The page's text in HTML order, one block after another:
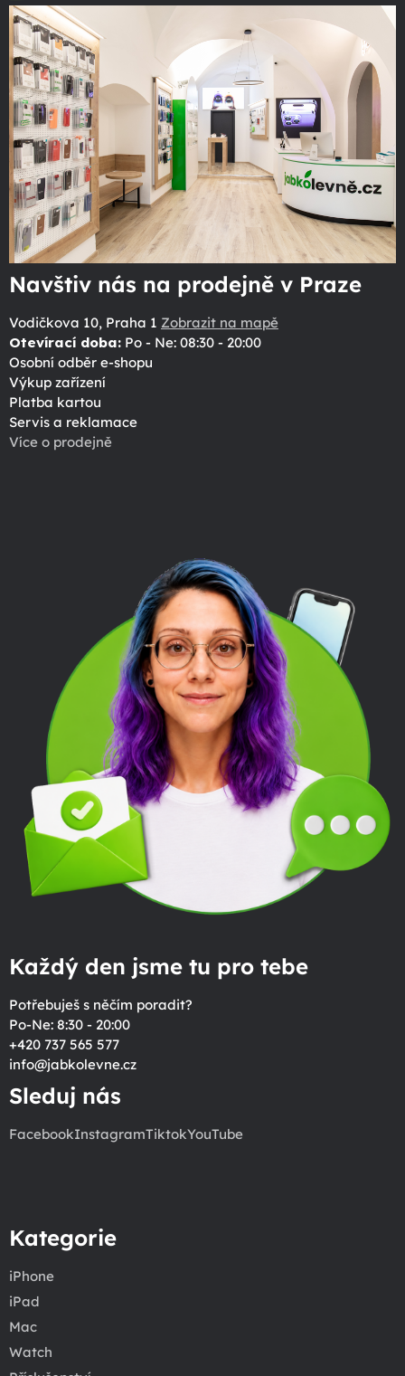
Navštiv nás na prodejně v Praze
Vodičkova 10, Praha 1 Zobrazit na mapě
Otevírací doba: Po - Ne: 08:30 - 20:00
Osobní odběr e-shopu
Výkup zařízení
Platba kartou
Servis a reklamace
Více o prodejně
Každý den jsme tu pro tebe
Potřebuješ s něčím poradit?
Po-Ne: 8:30 - 20:00
+420 737 565 577
info@jabkolevne.cz
Sleduj nás
FacebookInstagramTiktokYouTube
Kategorie
iPhone
iPad
Mac
Watch